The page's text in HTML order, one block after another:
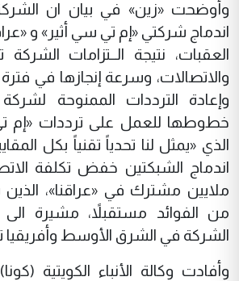
وأوضحت «زين» في بيان ان
اندماج شركتي «إم تي سي أثير» و
العقبات، نتيجة الــتزامات الشركة
والاتصالات، وسرعة إنجازها في
وإعادة الترددات الممنوحة
خطوطها للعمل على ترددات «إم تي
الذي «يمثل لنا تحدياً تقنياً بكل
ملايين مشترك في «عراقنا»،
من الفوائد مستقبلاً، مشيرة
الشركة في الشرق الأوسط وأفريقيا تجاوز
وأفادت وكالة الأنباء الكويتية